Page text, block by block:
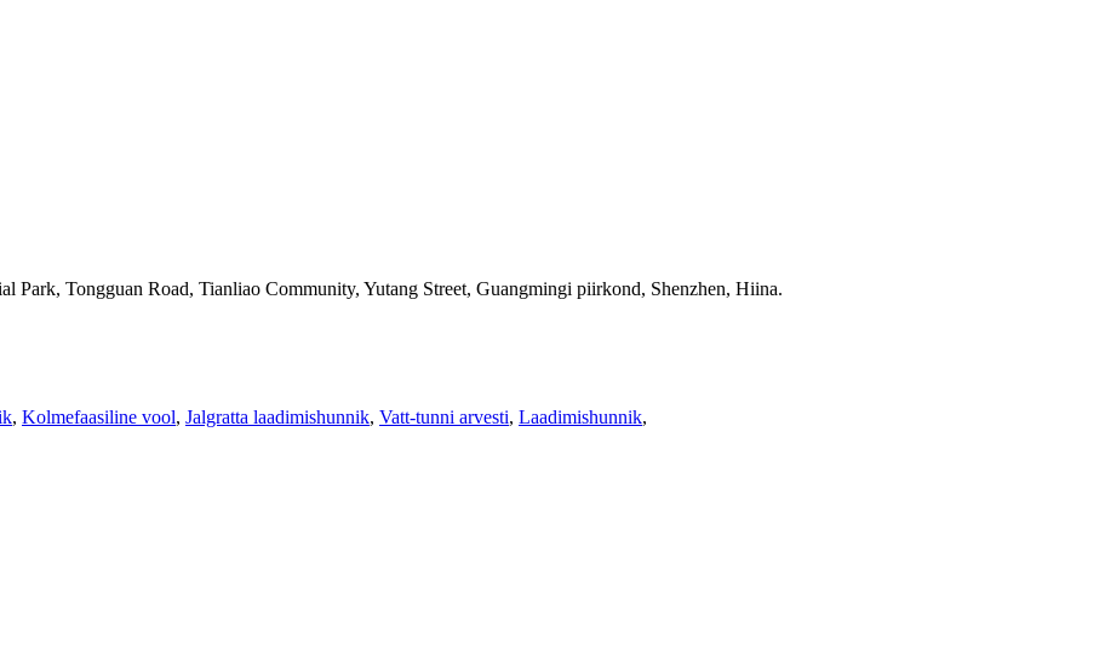
Park, Tongguan Road, Tianliao Community, Yutang Street, Guangmingi piirkond, Shenzhen, Hiina.
, Kolmefaasiline vool, Jalgratta laadimishunnik, Vatt-tunni arvesti, Laadimishunnik,